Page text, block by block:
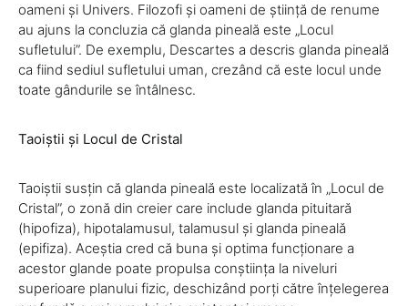
oameni și Univers. Filozofi și oameni de știință de renume
au ajuns la concluzia că glanda pineală este „Locul
sufletului”. De exemplu, Descartes a descris glanda pineală
ca fiind sediul sufletului uman, crezând că este locul unde
toate gândurile se întâlnesc.
Taoiștii și Locul de Cristal
Taoiștii susțin că glanda pineală este localizată în „Locul de
Cristal”, o zonă din creier care include glanda pituitară
(hipofiza), hipotalamusul, talamusul și glanda pineală
(epifiza). Aceștia cred că buna și optima funcționare a
acestor glande poate propulsa conștiința la niveluri
superioare planului fizic, deschizând porți către înțelegerea